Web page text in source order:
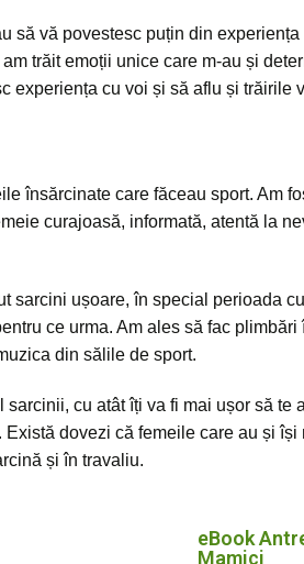
să vă povestesc puțin din
trăit emoții unice care m-au și
experiența cu voi și să aflu și
însărcinate care făceau sport. Am
curajoasă, informată, atentă la
sarcini ușoare, în special perioada
ce urma. Am ales să fac
din sălile de sport.
cu atât îți va fi mai ușor să
dovezi că femeile care au și
și în travaliu.
eBook
Mamici